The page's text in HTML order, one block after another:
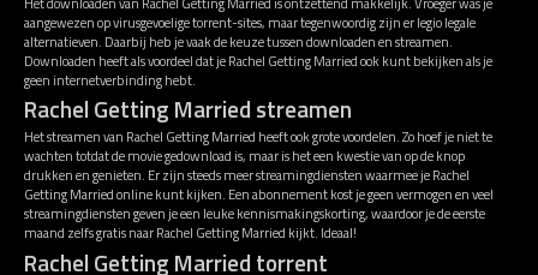
aangewezen op virusgevoelige torrent-sites, maar tegenwoordig zijn er legio legale
alternatieven. Daarbij heb je vaak de keuze tussen downloaden en streamen.
Downloaden heeft als voordeel dat je Rachel Getting Married ook kunt bekijken als je
geen internetverbinding hebt.
Rachel Getting Married streamen
Het streamen van Rachel Getting Married heeft ook grote voordelen. Zo hoef je niet te
wachten totdat de movie gedownload is, maar is het een kwestie van op de knop
drukken en genieten. Er zijn steeds meer streamingdiensten waarmee je Rachel
Getting Married online kunt kijken. Een abonnement kost je geen vermogen en veel
streamingdiensten geven je een leuke kennismakingskorting, waardoor je de eerste
maand zelfs gratis naar Rachel Getting Married kijkt. Ideaal!
Rachel Getting Married torrent